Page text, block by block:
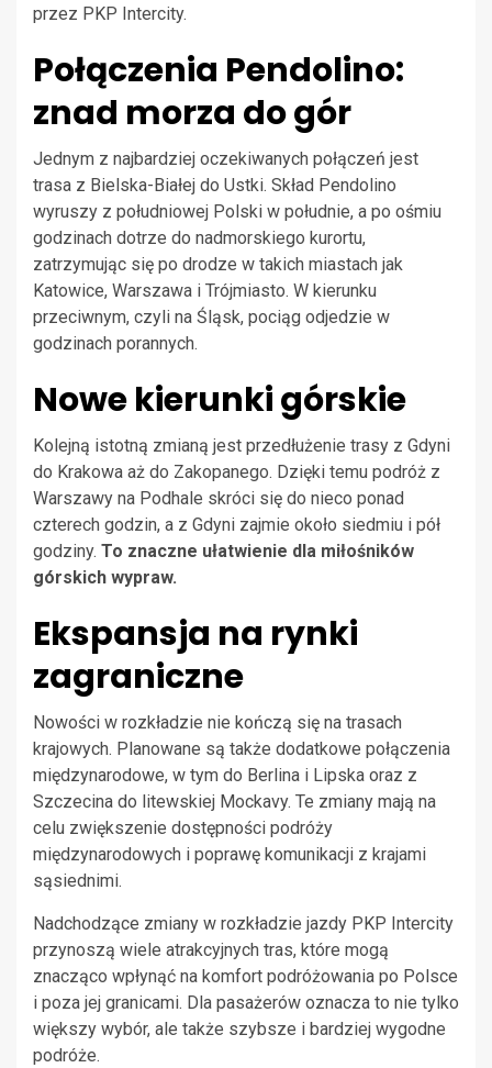
przez PKP Intercity.
Połączenia Pendolino:
znad morza do gór
Jednym z najbardziej oczekiwanych połączeń jest
trasa z Bielska-Białej do Ustki. Skład Pendolino
wyruszy z południowej Polski w południe, a po ośmiu
godzinach dotrze do nadmorskiego kurortu,
zatrzymując się po drodze w takich miastach jak
Katowice, Warszawa i Trójmiasto. W kierunku
przeciwnym, czyli na Śląsk, pociąg odjedzie w
godzinach porannych.
Nowe kierunki górskie
Kolejną istotną zmianą jest przedłużenie trasy z Gdyni
do Krakowa aż do Zakopanego. Dzięki temu podróż z
Warszawy na Podhale skróci się do nieco ponad
czterech godzin, a z Gdyni zajmie około siedmiu i pół
godziny. To znaczne ułatwienie dla miłośników
górskich wypraw.
Ekspansja na rynki
zagraniczne
Nowości w rozkładzie nie kończą się na trasach
krajowych. Planowane są także dodatkowe połączenia
międzynarodowe, w tym do Berlina i Lipska oraz z
Szczecina do litewskiej Mockavy. Te zmiany mają na
celu zwiększenie dostępności podróży
międzynarodowych i poprawę komunikacji z krajami
sąsiednimi.
Nadchodzące zmiany w rozkładzie jazdy PKP Intercity
przynoszą wiele atrakcyjnych tras, które mogą
znacząco wpłynąć na komfort podróżowania po Polsce
i poza jej granicami. Dla pasażerów oznacza to nie tylko
większy wybór, ale także szybsze i bardziej wygodne
podróże.